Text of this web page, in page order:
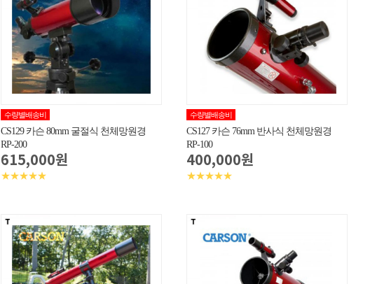
수량별배송비
CS129 카슨 80mm 굴절식 천체망원경
RP-200
615,000원
★★★★★
수량별배송비
CS127 카슨 76mm 반사식 천체망원경
RP-100
400,000원
★★★★★